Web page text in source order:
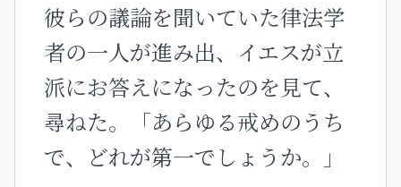
彼らの議論を聞いていた律法学
者の一人が進み出、イエスが立
派にお答えになったのを見て、
尋ねた。「あらゆる戒めのうち
で、どれが第一でしょうか。」